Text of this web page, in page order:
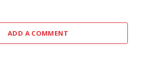
ADD A COMMENT